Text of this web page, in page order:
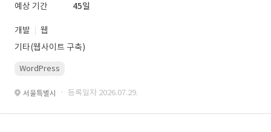
예상 기간
45일
개발
웹
기타(웹사이트 구축)
WordPress
서울특별시 · 등록일자 2026.07.29.